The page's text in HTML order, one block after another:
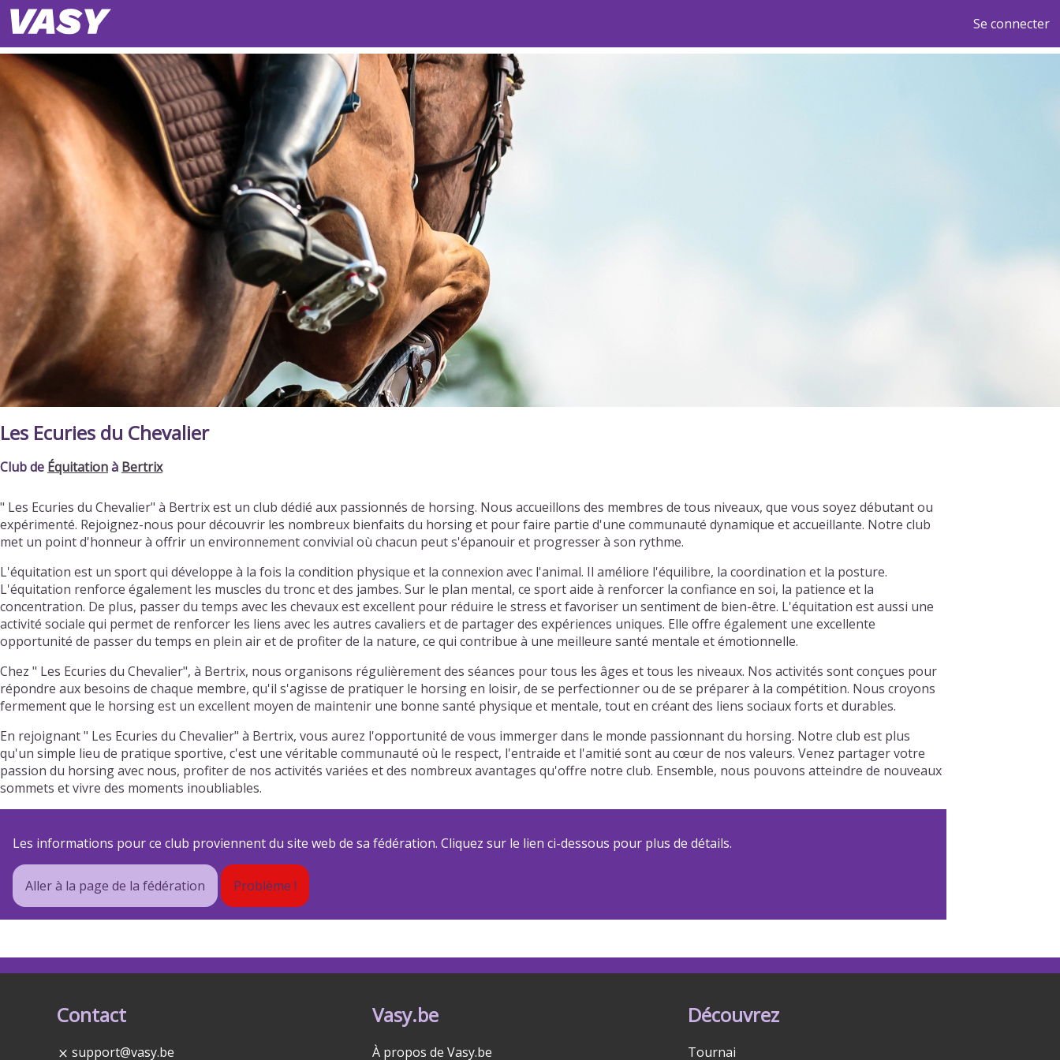
Se connecter
Les Ecuries du Chevalier
Club de Équitationà Bertrix
" Les Ecuries du Chevalier" à Bertrix est un club dédié aux passionnés de horsing. Nous accueillons des membres de tous niveaux, que vous soyez débutant ou
expérimenté. Rejoignez-nous pour découvrir les nombreux bienfaits du horsing et pour faire partie d'une communauté dynamique et accueillante. Notre club
met un point d'honneur à offrir un environnement convivial où chacun peut s'épanouir et progresser à son rythme.
L'équitation est un sport qui développe à la fois la condition physique et la connexion avec l'animal. Il améliore l'équilibre, la coordination et la posture.
L'équitation renforce également les muscles du tronc et des jambes. Sur le plan mental, ce sport aide à renforcer la confiance en soi, la patience et la
concentration. De plus, passer du temps avec les chevaux est excellent pour réduire le stress et favoriser un sentiment de bien-être. L'équitation est aussi une
activité sociale qui permet de renforcer les liens avec les autres cavaliers et de partager des expériences uniques. Elle offre également une excellente
opportunité de passer du temps en plein air et de profiter de la nature, ce qui contribue à une meilleure santé mentale et émotionnelle.
Chez " Les Ecuries du Chevalier", à Bertrix, nous organisons régulièrement des séances pour tous les âges et tous les niveaux. Nos activités sont conçues pour
répondre aux besoins de chaque membre, qu'il s'agisse de pratiquer le horsing en loisir, de se perfectionner ou de se préparer à la compétition. Nous croyons
fermement que le horsing est un excellent moyen de maintenir une bonne santé physique et mentale, tout en créant des liens sociaux forts et durables.
En rejoignant " Les Ecuries du Chevalier" à Bertrix, vous aurez l'opportunité de vous immerger dans le monde passionnant du horsing. Notre club est plus
qu'un simple lieu de pratique sportive, c'est une véritable communauté où le respect, l'entraide et l'amitié sont au cœur de nos valeurs. Venez partager votre
passion du horsing avec nous, profiter de nos activités variées et des nombreux avantages qu'offre notre club. Ensemble, nous pouvons atteindre de nouveaux
sommets et vivre des moments inoubliables.
Les informations pour ce club proviennent du site web de sa fédération. Cliquez sur le lien ci-dessous pour plus de détails.
Aller à la page de la fédération Problème !
Contact
support@vasy.be
Vasy.be
À propos de Vasy.be
Découvrez
Tournai